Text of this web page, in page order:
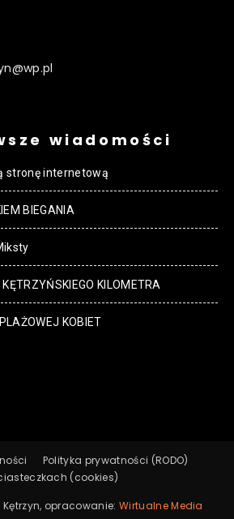
wiadomości
stronę internetową
BIEGANIA
KILOMETRA
KOBIET
Polityka prywatności (RODO)
(cookies)
opracowanie: Wirtualne Media